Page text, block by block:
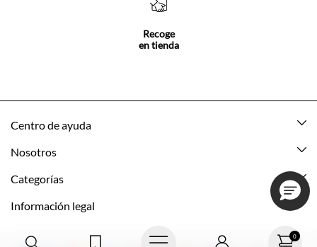
0
Recoge
en tienda
Centro de ayuda
Mis pedidos
Cómo comprar
Nosotros
Acerca de Tennis
Categorías
Nuevo
Información legal